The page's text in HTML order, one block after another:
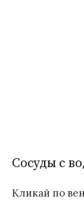
Сосуды с
Кликай по